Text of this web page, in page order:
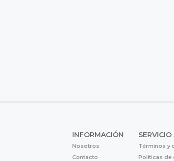
INFORMACIÓN
Nosotros
Contacto
Términos y
Políticas de